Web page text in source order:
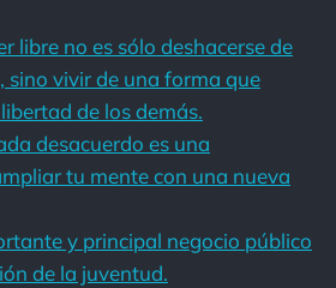
libre no es sólo deshacerse de
sino vivir de una forma que
de los demás.
desacuerdo es una
tu mente con una nueva
y principal negocio público
de la juventud.